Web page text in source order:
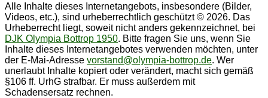
Alle Inhalte dieses Internetangebots, insbesondere (Bilder,
Videos, etc.), sind urheberrechtlich geschützt © 2026. Das
Urheberrecht liegt, soweit nicht anders gekennzeichnet, bei
DJK Olympia Bottrop 1950. Bitte fragen Sie uns, wenn Sie
Inhalte dieses Internetangebotes verwenden möchten, unter
der E-Mai-Adresse vorstand@olympia-bottrop.de. Wer
unerlaubt Inhalte kopiert oder verändert, macht sich gemäß
§106 ff. UrhG strafbar. Er muss außerdem mit
Schadensersatz rechnen.